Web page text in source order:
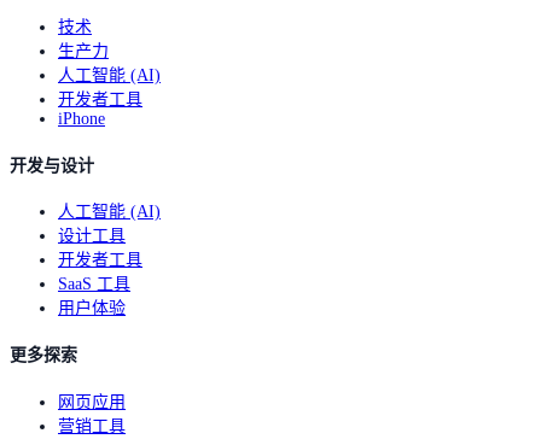
技术
生产力
人工智能 (AI)
开发者工具
iPhone
开发与设计
人工智能 (AI)
设计工具
开发者工具
SaaS 工具
用户体验
更多探索
网页应用
营销工具